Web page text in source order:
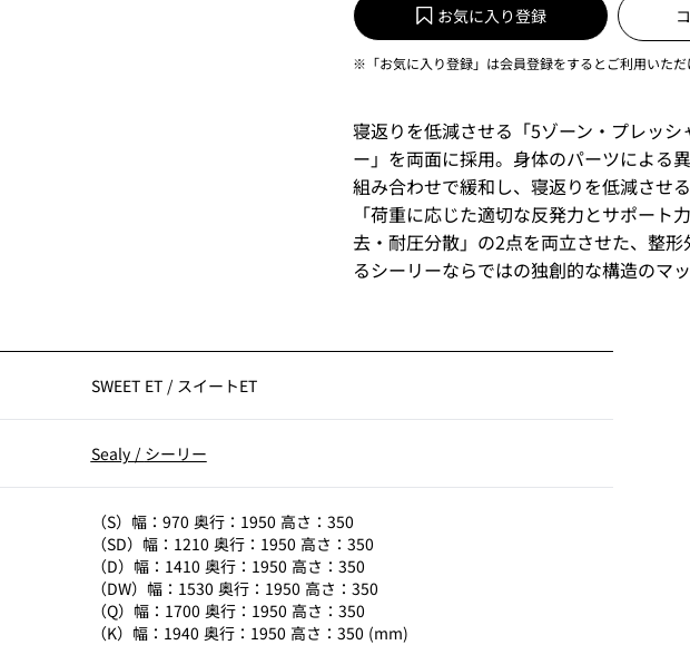
お気に入り登録
※「お気に入り登録」は会員登録をするとご利用いただ
寝返りを低減させる「5ゾーン・プレッシ
ー」を両面に採用。身体のパーツによる
組み合わせで緩和し、寝返りを低減させ
「荷重に応じた適切な反発力とサポート
去・耐圧分散」の2点を両立させた、整
るシーリーならではの独創的な構造のマッ
SWEET ET / スイートET
Sealy / シーリー
（S）幅：970 奥行：1950 高さ：350
（SD）幅：1210 奥行：1950 高さ：350
（D）幅：1410 奥行：1950 高さ：350
（DW）幅：1530 奥行：1950 高さ：350
（Q）幅：1700 奥行：1950 高さ：350
（K）幅：1940 奥行：1950 高さ：350 (mm)